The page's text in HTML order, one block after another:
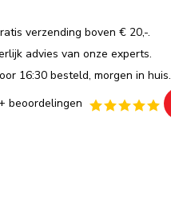
verzending boven € 20,-.
advies van onze experts.
16:30 besteld, morgen in huis.
beoordelingen